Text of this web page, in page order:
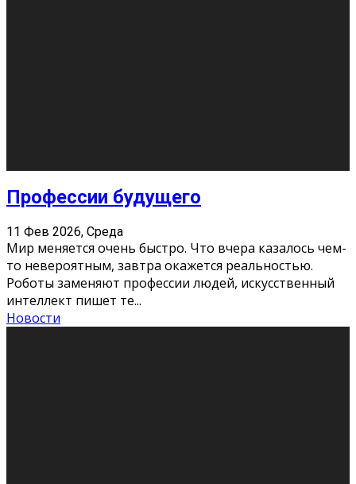
Как бороться со стрессом
11 Фев 2026, Среда
Стресс – нормальная реакция организма, когда
факторов, воздействующих на твой организм
больше, чем ресурсов. Есть советы, как бороться со
стрессовым состояни
Новости